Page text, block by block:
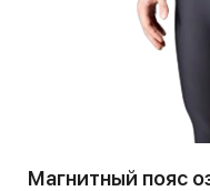
Магнитный пояс